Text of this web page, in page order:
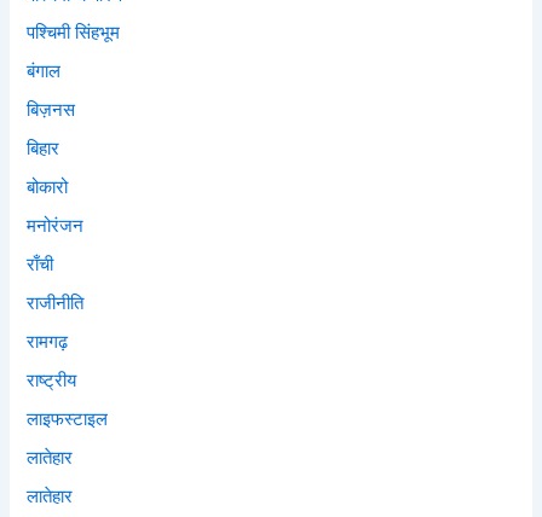
पश्चिमी सिंहभूम
बंगाल
बिज़नस
बिहार
बोकारो
मनोरंजन
राँची
राजीनीति
रामगढ़
राष्ट्रीय
लाइफस्टाइल
लातेहार
लातेहार